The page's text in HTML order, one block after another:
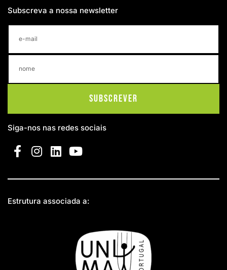
Subscreva a nossa newsletter
Subscrever
Siga-nos nas redes sociais
Estrutura associada a: